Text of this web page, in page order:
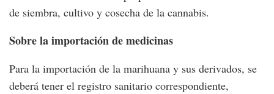
de siembra, cultivo y cosecha de la cannabis.
Sobre la importación de medicinas
Para la importación de la marihuana y sus derivados, se
deberá tener el registro sanitario correspondiente,